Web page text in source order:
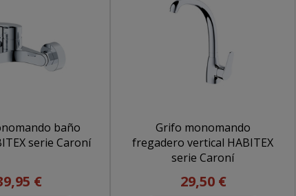
baño
serie Caroní
€
Grifo monomando
fregadero vertical HABITEX
serie Caroní
29,50 €